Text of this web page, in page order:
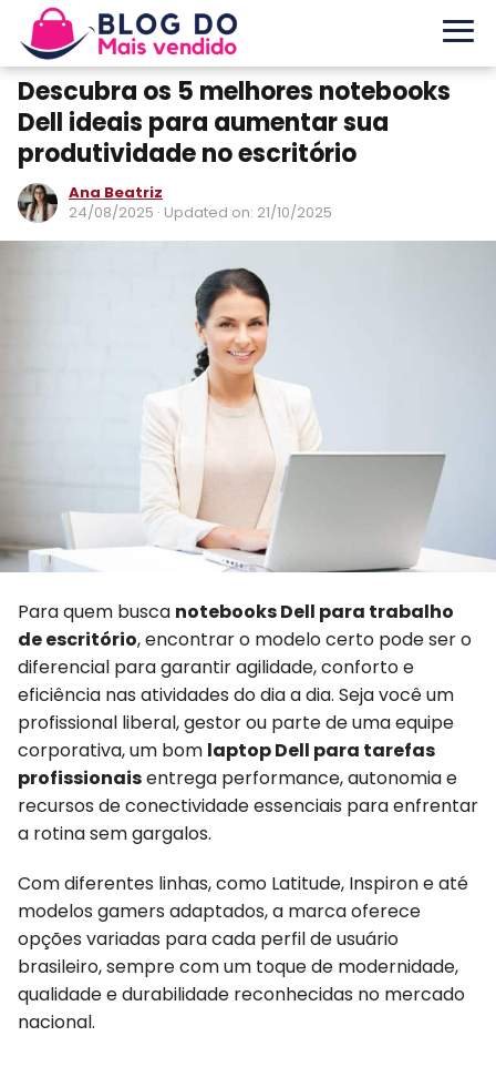
Descubra os 5 melhores notebooks
Dell ideais para aumentar sua
produtividade no escritório
Ana Beatriz
24/08/2025 · Updated on: 21/10/2025
Para quem busca notebooks Dell para trabalho
de escritório, encontrar o modelo certo pode ser o
diferencial para garantir agilidade, conforto e
eficiência nas atividades do dia a dia. Seja você um
profissional liberal, gestor ou parte de uma equipe
corporativa, um bom laptop Dell para tarefas
profissionaisentrega performance, autonomia e
recursos de conectividade essenciais para enfrentar
a rotina sem gargalos.
Com diferentes linhas, como Latitude, Inspiron e até
modelos gamers adaptados, a marca oferece
opções variadas para cada perfil de usuário
brasileiro, sempre com um toque de modernidade,
qualidade e durabilidade reconhecidas no mercado
nacional.